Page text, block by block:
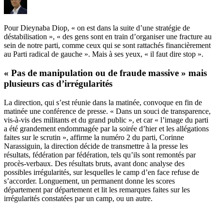
Pour Dieynaba Diop, « on est dans la suite d’une stratégie de
déstabilisation », « des gens sont en train d’organiser une fracture au
sein de notre parti, comme ceux qui se sont rattachés financièrement
au Parti radical de gauche ». Mais à ses yeux, « il faut dire stop ».
« Pas de manipulation ou de fraude massive » mais
plusieurs cas d’irrégularités
La direction, qui s’est réunie dans la matinée, convoque en fin de
matinée une conférence de presse. « Dans un souci de transparence,
vis-à-vis des militants et du grand public », et car « l’image du parti
a été grandement endommagée par la soirée d’hier et les allégations
faites sur le scrutin », affirme la numéro 2 du parti, Corinne
Narassiguin, la direction décide de transmettre à la presse les
résultats, fédération par fédération, tels qu’ils sont remontés par
procès-verbaux. Des résultats bruts, avant donc analyse des
possibles irrégularités, sur lesquelles le camp d’en face refuse de
s’accorder. Longuement, un permanent donne les scores
département par département et lit les remarques faites sur les
irrégularités constatées par un camp, ou un autre.